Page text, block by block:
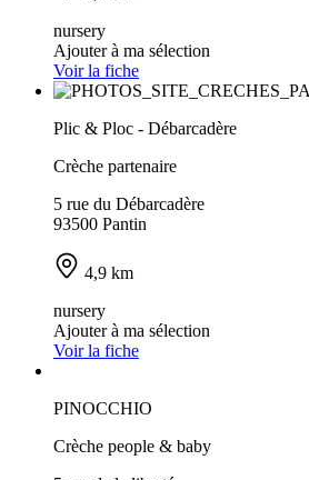
nursery
Ajouter à ma sélection
Voir la fiche
Plic & Ploc - Débarcadère
Crèche partenaire
5 rue du Débarcadère
93500 Pantin
4,9 km
nursery
Ajouter à ma sélection
Voir la fiche
PINOCCHIO
Crèche people & baby